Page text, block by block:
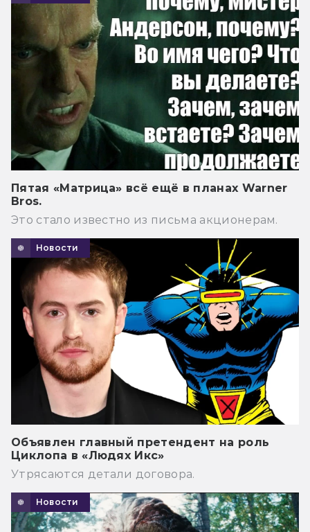
Пятая «Матрица» всё ещё в планах Warner
Bros.
Это стало известно из письма акционерам.
Новости
Объявлен главный претендент на роль
Циклопа в «Людях Икс»
Утрясаются детали договора.
Новости